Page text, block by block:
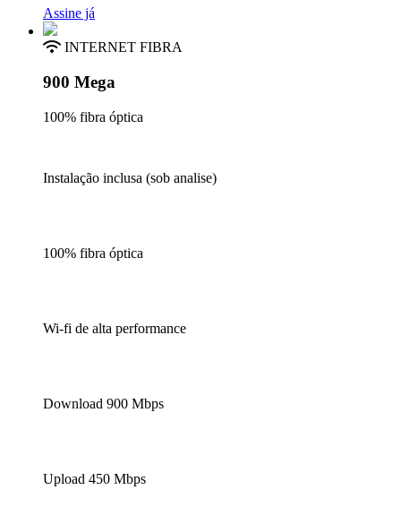
Assine já
INTERNET FIBRA
900 Mega
100% fibra óptica
Instalação inclusa (sob analise)
100% fibra óptica
Wi-fi de alta performance
Download 900 Mbps
Upload 450 Mbps